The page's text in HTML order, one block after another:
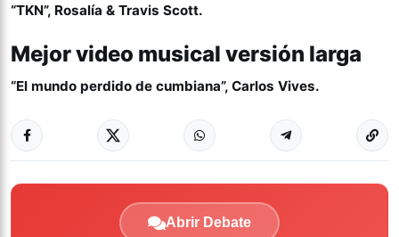
“TKN”, Rosalía & Travis Scott.
Mejor video musical versión larga
“El mundo perdido de cumbiana”, Carlos Vives.
Abrir Debate